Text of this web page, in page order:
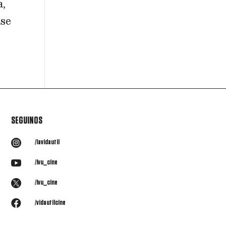
SEGUINOS
 /lavidautil
 /lvu_cine
 /lvu_cine
 /vidautilcine